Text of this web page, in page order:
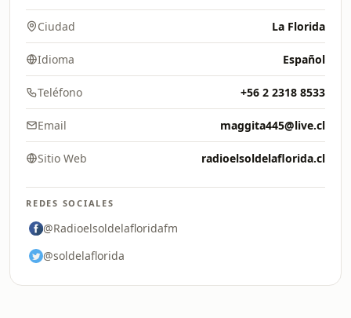
Ciudad La Florida
Idioma Español
Teléfono +56 2 2318 8533
Email maggita445@live.cl
Sitio Web radioelsoldelaflorida.cl
REDES SOCIALES
@Radioelsoldelafloridafm
@soldelaflorida